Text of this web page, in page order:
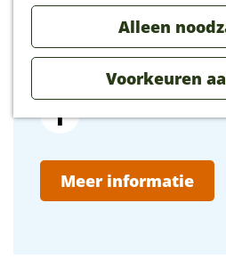
Alleen
Voorkeuren
a
r
f
D
e
Routen
C
f
é
r
a
f
f
D
e
F
c
e
Meer informatie